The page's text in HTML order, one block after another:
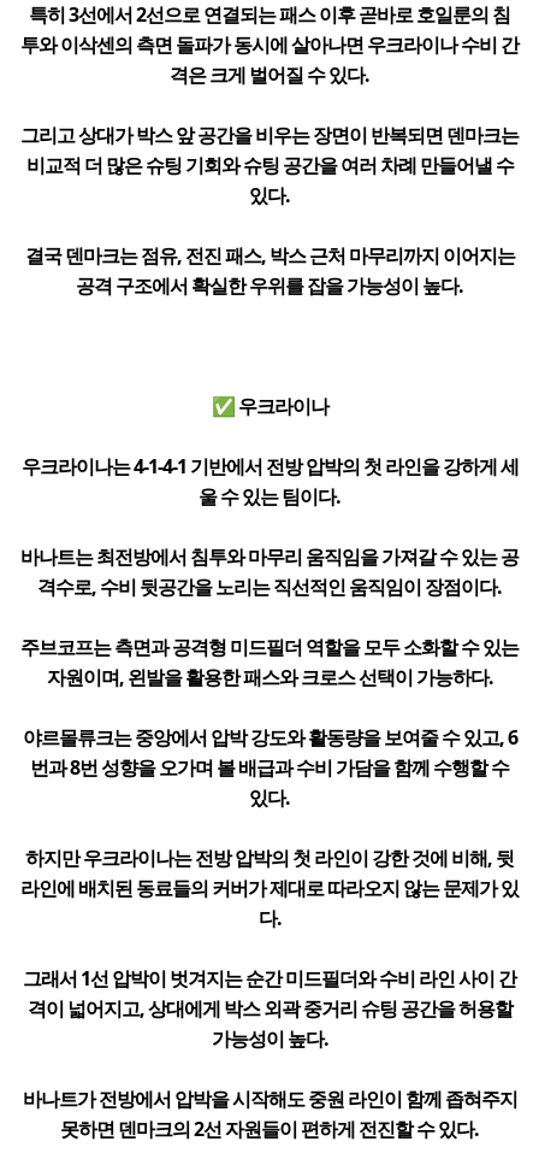
특히 3선에서 2선으로 연결되는 패스 이후 곧바로 호일룬의 침
투와 이삭센의 측면 돌파가 동시에 살아나면 우크라이나 수비 간
격은 크게 벌어질 수 있다.
그리고 상대가 박스 앞 공간을 비우는 장면이 반복되면 덴마크는
비교적 더 많은 슈팅 기회와 슈팅 공간을 여러 차례 만들어낼 수
있다.
결국 덴마크는 점유, 전진 패스, 박스 근처 마무리까지 이어지는
공격 구조에서 확실한 우위를 잡을 가능성이 높다.
✅ 우크라이나
우크라이나는 4-1-4-1 기반에서 전방 압박의 첫 라인을 강하게 세
울 수 있는 팀이다.
바나트는 최전방에서 침투와 마무리 움직임을 가져갈 수 있는 공
격수로, 수비 뒷공간을 노리는 직선적인 움직임이 장점이다.
주브코프는 측면과 공격형 미드필더 역할을 모두 소화할 수 있는
자원이며, 왼발을 활용한 패스와 크로스 선택이 가능하다.
야르몰류크는 중앙에서 압박 강도와 활동량을 보여줄 수 있고, 6
번과 8번 성향을 오가며 볼 배급과 수비 가담을 함께 수행할 수
있다.
하지만 우크라이나는 전방 압박의 첫 라인이 강한 것에 비해, 뒷
라인에 배치된 동료들의 커버가 제대로 따라오지 않는 문제가 있
다.
그래서 1선 압박이 벗겨지는 순간 미드필더와 수비 라인 사이 간
격이 넓어지고, 상대에게 박스 외곽 중거리 슈팅 공간을 허용할
가능성이 높다.
바나트가 전방에서 압박을 시작해도 중원 라인이 함께 좁혀주지
못하면 덴마크의 2선 자원들이 편하게 전진할 수 있다.